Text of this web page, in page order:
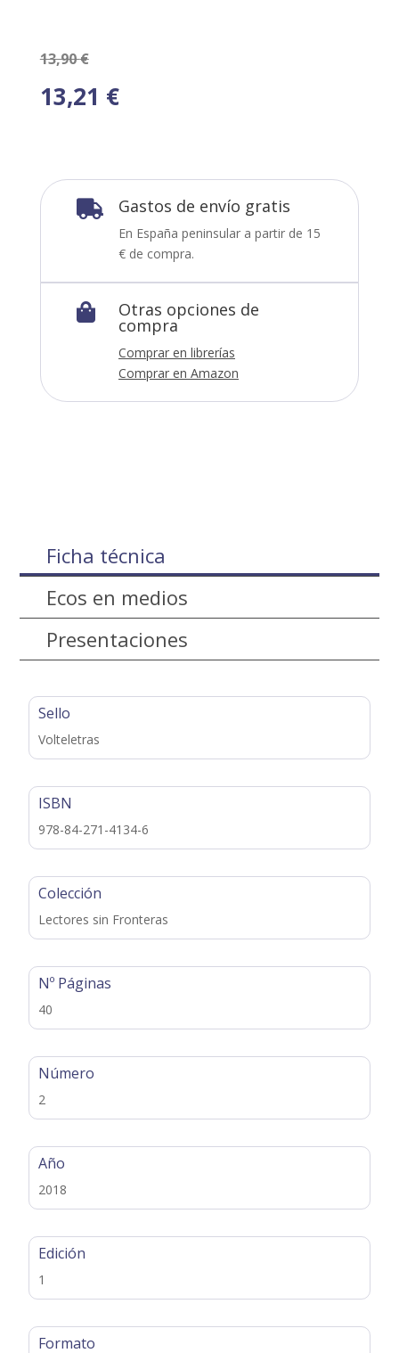
13,90€
13,21 €
 Gastos de envío gratis
En España peninsular a partir de 15
€ de compra.
 Otras opciones de
compra
Comprar en librerías
Comprar en Amazon
Ficha técnica
Ecos en medios
Presentaciones
Sello
Volteletras
ISBN
978-84-271-4134-6
Colección
Lectores sin Fronteras
Nº Páginas
40
Número
2
Año
2018
Edición
1
Formato